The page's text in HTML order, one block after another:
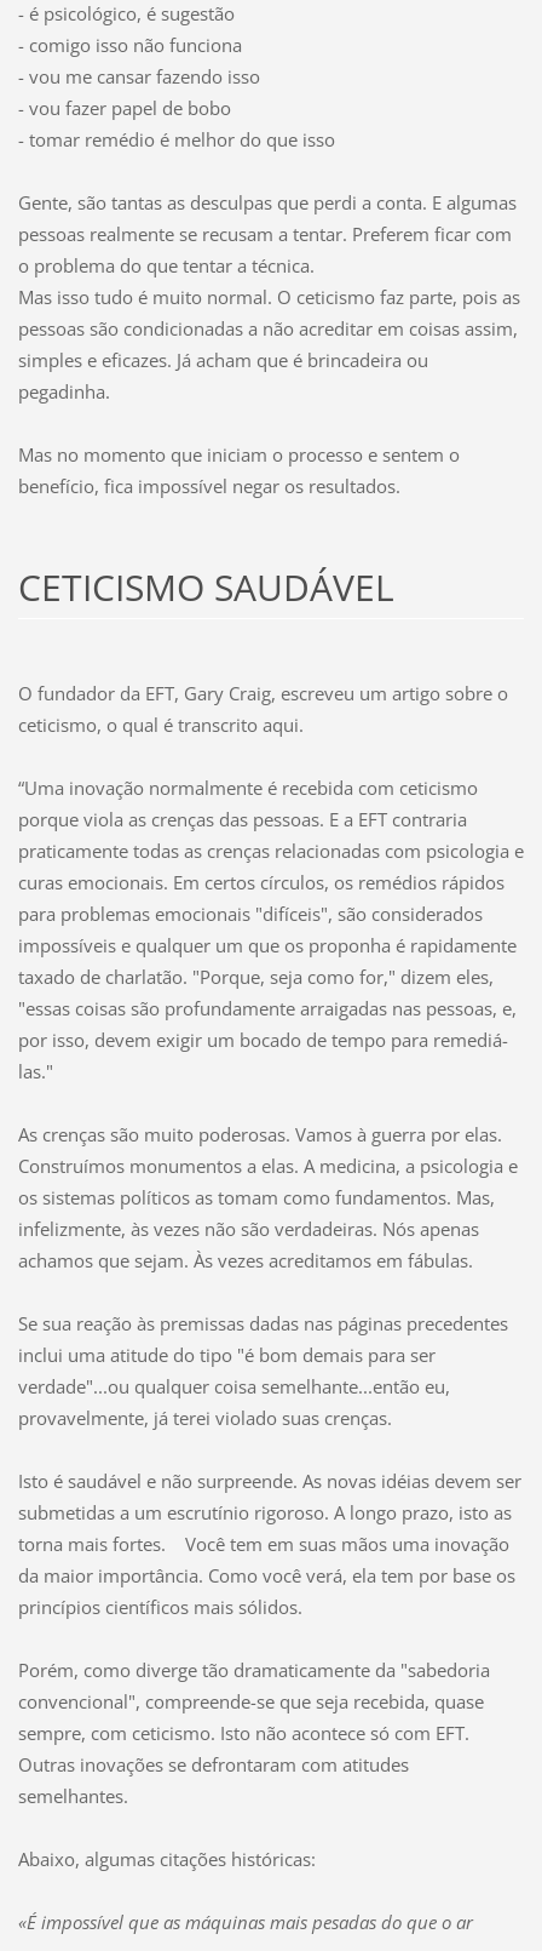
- é psicológico, é sugestão
- comigo isso não funciona
- vou me cansar fazendo isso
- vou fazer papel de bobo
- tomar remédio é melhor do que isso
Gente, são tantas as desculpas que perdi a conta. E algumas
pessoas realmente se recusam a tentar. Preferem ficar com
o problema do que tentar a técnica.
Mas isso tudo é muito normal. O ceticismo faz parte, pois as
pessoas são condicionadas a não acreditar em coisas assim,
simples e eficazes. Já acham que é brincadeira ou
pegadinha.
Mas no momento que iniciam o processo e sentem o
benefício, fica impossível negar os resultados.
CETICISMO SAUDÁVEL
O fundador da EFT, Gary Craig, escreveu um artigo sobre o
ceticismo, o qual é transcrito aqui.
“Uma inovação normalmente é recebida com ceticismo
porque viola as crenças das pessoas. E a EFT contraria
praticamente todas as crenças relacionadas com psicologia e
curas emocionais. Em certos círculos, os remédios rápidos
para problemas emocionais "difíceis", são considerados
impossíveis e qualquer um que os proponha é rapidamente
taxado de charlatão. "Porque, seja como for," dizem eles,
"essas coisas são profundamente arraigadas nas pessoas, e,
por isso, devem exigir um bocado de tempo para remediá-
las."
As crenças são muito poderosas. Vamos à guerra por elas.
Construímos monumentos a elas. A medicina, a psicologia e
os sistemas políticos as tomam como fundamentos. Mas,
infelizmente, às vezes não são verdadeiras. Nós apenas
achamos que sejam. Às vezes acreditamos em fábulas.
Se sua reação às premissas dadas nas páginas precedentes
inclui uma atitude do tipo "é bom demais para ser
verdade"...ou qualquer coisa semelhante...então eu,
provavelmente, já terei violado suas crenças.
Isto é saudável e não surpreende. As novas idéias devem ser
submetidas a um escrutínio rigoroso. A longo prazo, isto as
torna mais fortes. Você tem em suas mãos uma inovação
da maior importância. Como você verá, ela tem por base os
princípios científicos mais sólidos.
Porém, como diverge tão dramaticamente da "sabedoria
convencional", compreende-se que seja recebida, quase
sempre, com ceticismo. Isto não acontece só com EFT.
Outras inovações se defrontaram com atitudes
semelhantes.
Abaixo, algumas citações históricas:
«É impossível que as máquinas mais pesadas do que o ar